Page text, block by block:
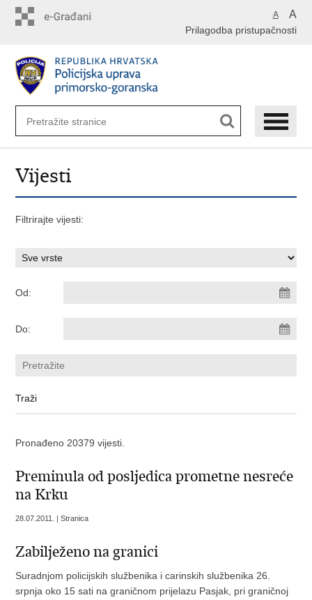
A A
Prilagodba pristupačnosti
Vijesti
Filtrirajte vijesti:
Od:
Do:
Pronađeno 20379 vijesti.
Preminula od posljedica prometne nesreće
na Krku
28.07.2011. | Stranica
Zabilježeno na granici
Suradnjom policijskih službenika i carinskih službenika 26.
srpnja oko 15 sati na graničnom prijelazu Pasjak, pri graničnoj